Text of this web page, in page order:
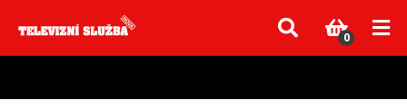
Vzhledem k aktuální situaci se může dodání dílů, které nejsou skladem,
zpozdit. Děkujeme za pochopení.
0